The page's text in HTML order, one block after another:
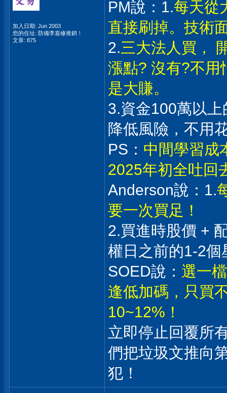
加入日期: Jun 2003
您的住址: 防備李嘉修推銷！
文章: 875
PM說：1.每天從
直接刷掉。技術
2.三大法人買，
漲點? 沒有?不用
是大賺。
3.資金100萬以
降低風險，不用
PS： 中間學習成
2025年初全吐回
Anderson說：1.
要一次買足！
2.買進時股價 +
權日之前的1-2個
SOED說： 選一
逢低加碼，只買
10~12%！
立即停止回覆所
們把垃圾文推向
犯！